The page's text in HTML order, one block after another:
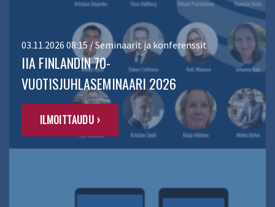
03.11.2026 08:15 / Seminaarit ja konferenssit
IIA FINLANDIN 70-
VUOTISJUHLASEMINAARI 2026
ILMOITTAUDU ›